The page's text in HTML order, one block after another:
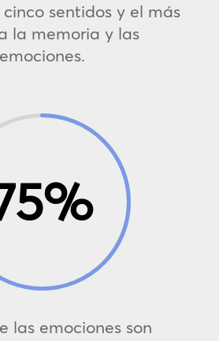
sentidos y el más
la memoria y las
emociones.
%
las emociones son